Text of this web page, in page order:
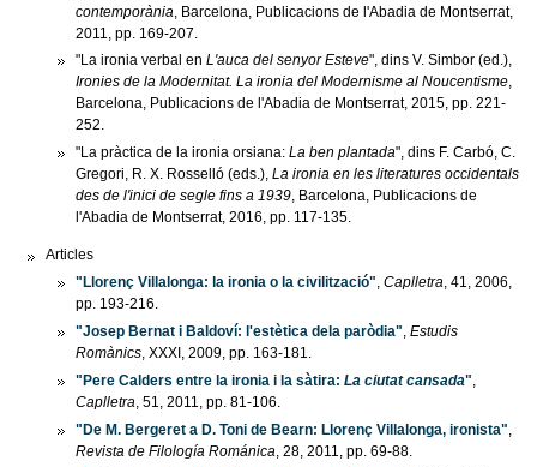
contemporània , Barcelona, Publicacions de l'Abadia de Montserrat,
2011, pp. 169-207.
"La ironia verbal en L'auca del senyor Esteve", dins V. Simbor (ed.),
Ironies de la Modernitat. La ironia del Modernisme al Noucentisme,
Barcelona, Publicacions de l'Abadia de Montserrat, 2015, pp. 221-
252.
"La pràctica de la ironia orsiana: La ben plantada", dins F. Carbó, C.
Gregori, R. X. Rosselló (eds.), La ironia en les literatures occidentals
des de l'inici de segle fins a 1939, Barcelona, Publicacions de
l'Abadia de Montserrat, 2016, pp. 117-135.
Articles
"Llorenç Villalonga: la ironia o la civilització", Caplletra, 41, 2006,
pp. 193-216.
"Josep Bernat i Baldoví: l'estètica dela paròdia", Estudis
Romànics, XXXI, 2009, pp. 163-181.
"Pere Calders entre la ironia i la sàtira: La ciutat cansada"
Caplletra , 51, 2011, pp. 81-106.
"De M. Bergeret a D. Toni de Bearn: Llorenç Villalonga, ironista"
Revista de Filología Románica , 28, 2011, pp. 69-88.